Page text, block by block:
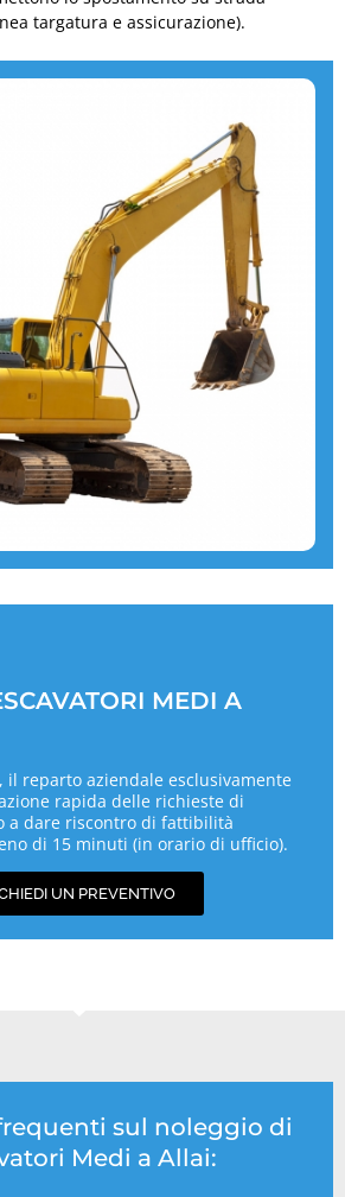
targatura e assicurazione).
MEDI A
il reparto aziendale esclusivamente
rapida delle richieste di
a dare riscontro di fattibilità
di 15 minuti (in orario di ufficio).
UN PREVENTIVO
sul noleggio di
Medi a Allai: